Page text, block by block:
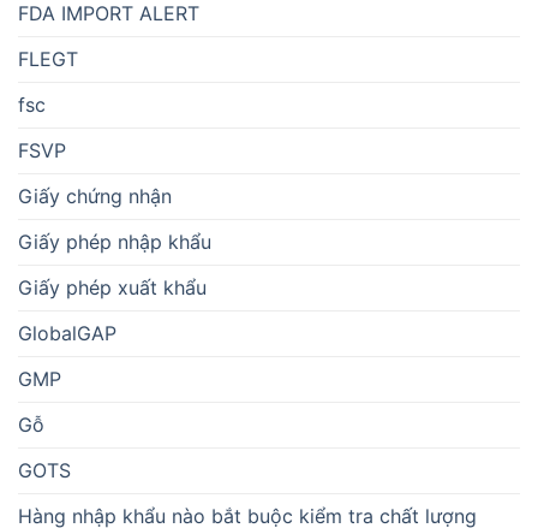
FDA IMPORT ALERT
FLEGT
fsc
FSVP
Giấy chứng nhận
Giấy phép nhập khẩu
Giấy phép xuất khẩu
GlobalGAP
GMP
Gỗ
GOTS
Hàng nhập khẩu nào bắt buộc kiểm tra chất lượng